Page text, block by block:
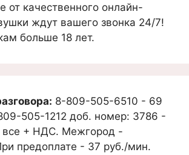
от качественного онлайн-
ждут вашего звонка 24/7!
больше 18 лет.
8-809-505-6510 - 69
505-1212 доб. номер: 3786 -
все + НДС. Межгород -
предоплате - 37 руб./мин.